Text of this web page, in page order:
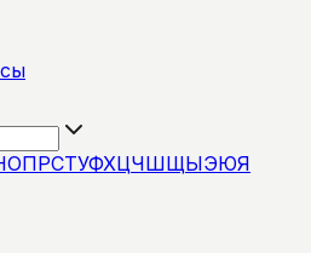
ОПРСТУФХЦЧШЩЫЭЮЯ